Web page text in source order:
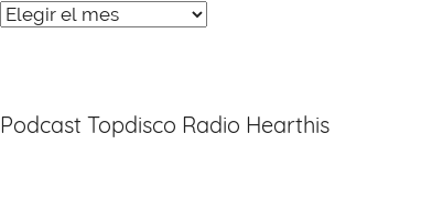
Noticias
Podcast Topdisco Radio Hearthis